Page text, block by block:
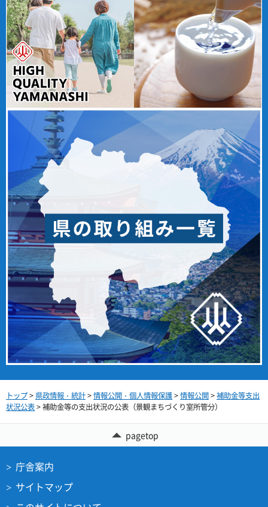
トップ> 県政情報・統計>情報公開・個人情報保護>情報公開>補助金等支出
状況公表> 補助金等の支出状況の公表（景観まちづくり室所管分）
pagetop
庁舎案内
サイトマップ